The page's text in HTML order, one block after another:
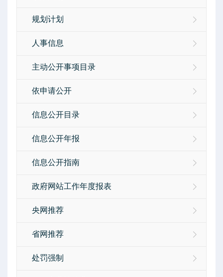
规划计划
人事信息
主动公开事项目录
依申请公开
信息公开目录
信息公开年报
信息公开指南
政府网站工作年度报表
央网推荐
省网推荐
处罚强制